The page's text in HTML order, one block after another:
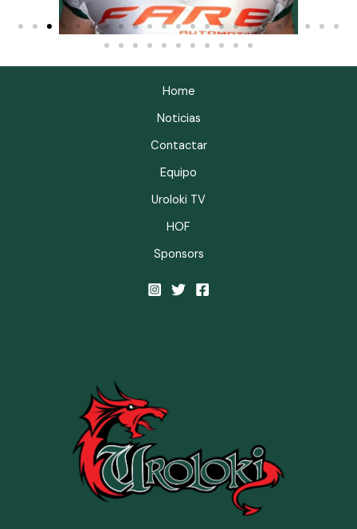
Home
Noticias
Contactar
Equipo
Uroloki TV
HOF
Sponsors